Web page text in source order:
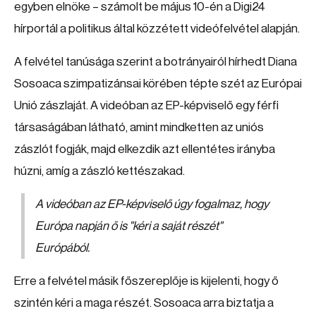
egyben elnöke – számolt be május 10-én a Digi24
hírportál a politikus által közzétett videófelvétel alapján.
A felvétel tanúsága szerint a botrányairól hírhedt Diana
Sosoaca szimpatizánsai körében tépte szét az Európai
Unió zászlaját. A videóban az EP-képviselő egy férfi
társaságában látható, amint mindketten az uniós
zászlót fogják, majd elkezdik azt ellentétes irányba
húzni, amíg a zászló kettészakad.
A videóban az EP-képviselő úgy fogalmaz, hogy
Európa napján ő is "kéri a saját részét"
Európából.
Erre a felvétel másik főszereplője is kijelenti, hogy ő
szintén kéri a maga részét. Sosoaca arra biztatja a